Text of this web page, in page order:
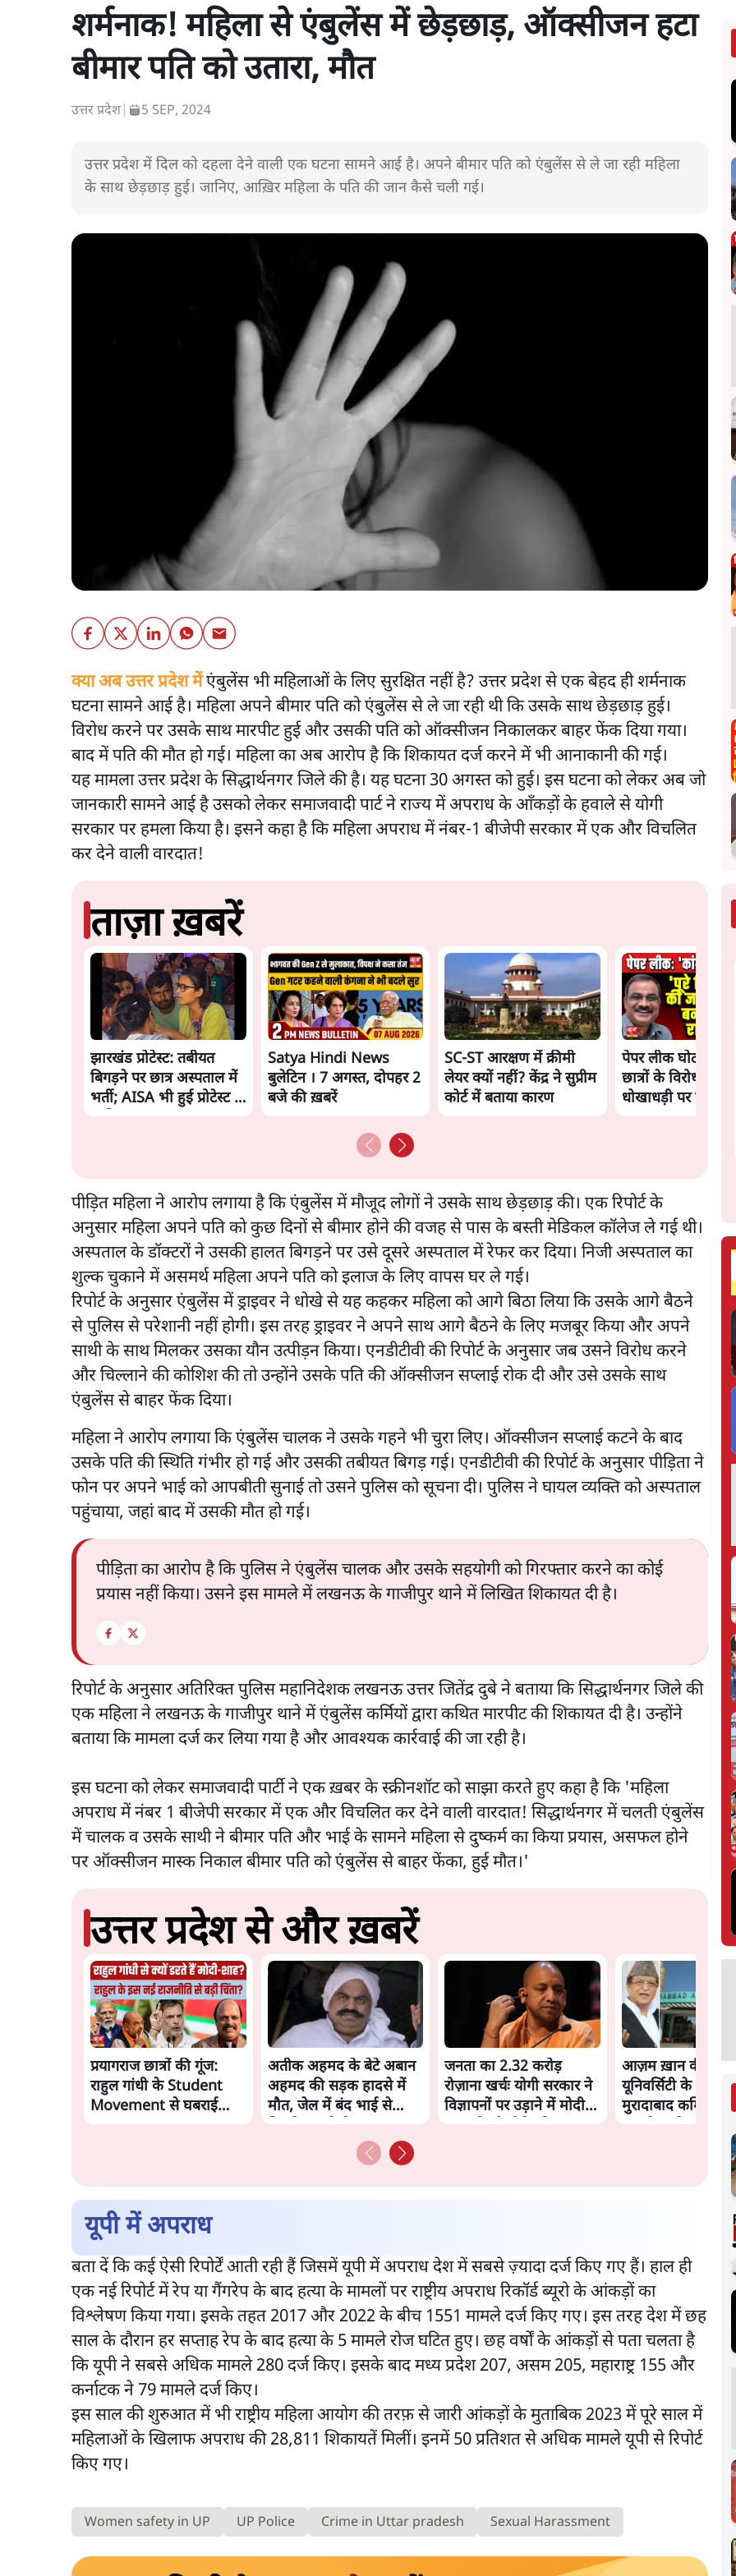
शर्मनाक! महिला से एंबुलेंस में छेड़छाड़, ऑक्सीजन हटा
बीमार पति को उतारा, मौत
उत्तर प्रदेश 5 SEP, 2024
उत्तर प्रदेश में दिल को दहला देने वाली एक घटना सामने आई है। अपने बीमार पति को एंबुलेंस से ले जा रही महिला
के साथ छेड़छाड़ हुई। जानिए, आख़िर महिला के पति की जान कैसे चली गई।
क्या अब उत्तर प्रदेश मेंएंबुलेंस भी महिलाओं के लिए सुरक्षित नहीं है? उत्तर प्रदेश से एक बेहद ही शर्मनाक
घटना सामने आई है। महिला अपने बीमार पति को एंबुलेंस से ले जा रही थी कि उसके साथ छेड़छाड़ हुई।
विरोध करने पर उसके साथ मारपीट हुई और उसकी पति को ऑक्सीजन निकालकर बाहर फेंक दिया गया।
बाद में पति की मौत हो गई। महिला का अब आरोप है कि शिकायत दर्ज करने में भी आनाकानी की गई।
यह मामला उत्तर प्रदेश के सिद्धार्थनगर जिले की है। यह घटना 30 अगस्त को हुई। इस घटना को लेकर अब जो
जानकारी सामने आई है उसको लेकर समाजवादी पार्ट ने राज्य में अपराध के आँकड़ों के हवाले से योगी
सरकार पर हमला किया है। इसने कहा है कि महिला अपराध में नंबर-1 बीजेपी सरकार में एक और विचलित
कर देने वाली वारदात!
ताज़ा ख़बरें
झारखंड प्रोटेस्ट: तबीयत
बिगड़ने पर छात्र अस्पताल में
भर्ती; AISA भी हुई प्रोटेस्ट में
Satya Hindi News
बुलेटिन । 7 अगस्त, दोपहर 2
बजे की ख़बरें
SC-ST आरक्षण में क्रीमी
लेयर क्यों नहीं? केंद्र ने सुप्रीम
कोर्ट में बताया कारण
पेपर लीक घोटाले की
छात्रों के विरोध और
धोखाधड़ी पर राजेंद्र
पीड़ित महिला ने आरोप लगाया है कि एंबुलेंस में मौजूद लोगों ने उसके साथ छेड़छाड़ की। एक रिपोर्ट के
अनुसार महिला अपने पति को कुछ दिनों से बीमार होने की वजह से पास के बस्ती मेडिकल कॉलेज ले गई थी।
अस्पताल के डॉक्टरों ने उसकी हालत बिगड़ने पर उसे दूसरे अस्पताल में रेफर कर दिया। निजी अस्पताल का
शुल्क चुकाने में असमर्थ महिला अपने पति को इलाज के लिए वापस घर ले गई।
रिपोर्ट के अनुसार एंबुलेंस में ड्राइवर ने धोखे से यह कहकर महिला को आगे बिठा लिया कि उसके आगे बैठने
से पुलिस से परेशानी नहीं होगी। इस तरह ड्राइवर ने अपने साथ आगे बैठने के लिए मजबूर किया और अपने
साथी के साथ मिलकर उसका यौन उत्पीड़न किया। एनडीटीवी की रिपोर्ट के अनुसार जब उसने विरोध करने
और चिल्लाने की कोशिश की तो उन्होंने उसके पति की ऑक्सीजन सप्लाई रोक दी और उसे उसके साथ
एंबुलेंस से बाहर फेंक दिया।
महिला ने आरोप लगाया कि एंबुलेंस चालक ने उसके गहने भी चुरा लिए। ऑक्सीजन सप्लाई कटने के बाद
उसके पति की स्थिति गंभीर हो गई और उसकी तबीयत बिगड़ गई। एनडीटीवी की रिपोर्ट के अनुसार पीड़िता ने
फोन पर अपने भाई को आपबीती सुनाई तो उसने पुलिस को सूचना दी। पुलिस ने घायल व्यक्ति को अस्पताल
पहुंचाया, जहां बाद में उसकी मौत हो गई।
पीड़िता का आरोप है कि पुलिस ने एंबुलेंस चालक और उसके सहयोगी को गिरफ्तार करने का कोई
प्रयास नहीं किया। उसने इस मामले में लखनऊ के गाजीपुर थाने में लिखित शिकायत दी है।
रिपोर्ट के अनुसार अतिरिक्त पुलिस महानिदेशक लखनऊ उत्तर जितेंद्र दुबे ने बताया कि सिद्धार्थनगर जिले की
एक महिला ने लखनऊ के गाजीपुर थाने में एंबुलेंस कर्मियों द्वारा कथित मारपीट की शिकायत दी है। उन्होंने
बताया कि मामला दर्ज कर लिया गया है और आवश्यक कार्रवाई की जा रही है।
इस घटना को लेकर समाजवादी पार्टी ने एक ख़बर के स्क्रीनशॉट को साझा करते हुए कहा है कि 'महिला
अपराध में नंबर 1 बीजेपी सरकार में एक और विचलित कर देने वाली वारदात! सिद्धार्थनगर में चलती एंबुलेंस
में चालक व उसके साथी ने बीमार पति और भाई के सामने महिला से दुष्कर्म का किया प्रयास, असफल होने
पर ऑक्सीजन मास्क निकाल बीमार पति को एंबुलेंस से बाहर फेंका, हुई मौत।'
उत्तर प्रदेश से और ख़बरें
प्रयागराज छात्रों की गूंज:
राहुल गांधी के Student
Movement से घबराई
अतीक अहमद के बेटे अबान
अहमद की सड़क हादसे में
मौत, जेल में बंद भाई से
जनता का 2.32 करोड़
रोज़ाना खर्चः योगी सरकार ने
विज्ञापनों पर उड़ाने में मोदी
आज़म ख़ान की
यूनिवर्सिटी के ढहाने
मुरादाबाद कमिश्नर
यूपी में अपराध
बता दें कि कई ऐसी रिपोर्टें आती रही हैं जिसमें यूपी में अपराध देश में सबसे ज़्यादा दर्ज किए गए हैं। हाल ही
एक नई रिपोर्ट में रेप या गैंगरेप के बाद हत्या के मामलों पर राष्ट्रीय अपराध रिकॉर्ड ब्यूरो के आंकड़ों का
विश्लेषण किया गया। इसके तहत 2017 और 2022 के बीच 1551 मामले दर्ज किए गए। इस तरह देश में छह
साल के दौरान हर सप्ताह रेप के बाद हत्या के 5 मामले रोज घटित हुए। छह वर्षों के आंकड़ों से पता चलता है
कि यूपी ने सबसे अधिक मामले 280 दर्ज किए। इसके बाद मध्य प्रदेश 207, असम 205, महाराष्ट्र 155 और
कर्नाटक ने 79 मामले दर्ज किए।
इस साल की शुरुआत में भी राष्ट्रीय महिला आयोग की तरफ़ से जारी आंकड़ों के मुताबिक 2023 में पूरे साल में
महिलाओं के खिलाफ अपराध की 28,811 शिकायतें मिलीं। इनमें 50 प्रतिशत से अधिक मामले यूपी से रिपोर्ट
किए गए।
Women safety in UP UP Police Crime in Uttar pradesh Sexual Harassment